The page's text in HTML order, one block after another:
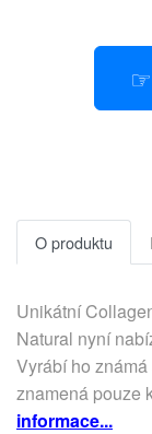
O produktu
Unikátní
Natural nyní
Vyrábí ho
znamená pouze
informace...